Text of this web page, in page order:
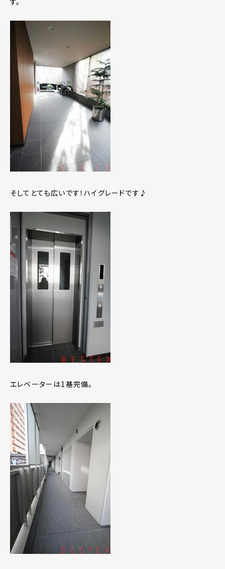
そしてとても広いです！ハイグレードです♪
エレベーターは1基完備。